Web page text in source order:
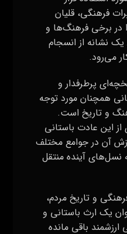
این عادت باستانی
آن در جوامع مختلف
نسل‌های آینده منتقل
و تاریخ مردم،
یک ارث باستانی و
باقی مانده
چگونه مردم از
این هنر و عادت متصل
و اجتماع
و آیین باستانی،